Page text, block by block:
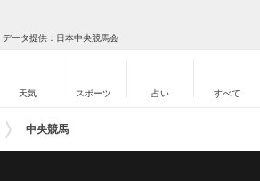
データ提供：日本中央競馬会
天気 スポーツ 占い すべて
中央競馬